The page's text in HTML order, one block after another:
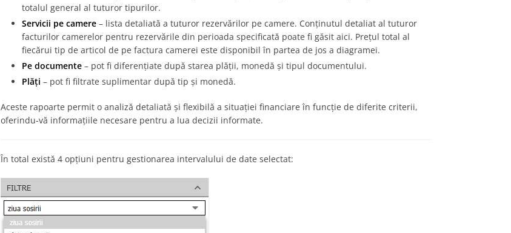
totalul general al tuturor tipurilor.
Servicii pe camere– lista detaliată a tuturor rezervărilor pe camere. Conținutul detaliat al tuturor
facturilor camerelor pentru rezervările din perioada specificată poate fi găsit aici. Prețul total al
fiecărui tip de articol de pe factura camerei este disponibil în partea de jos a diagramei.
Pe documente– pot fi diferențiate după starea plății, monedă și tipul documentului.
Plăți – pot fi filtrate suplimentar după tip și monedă.
Aceste rapoarte permit o analiză detaliată și flexibilă a situației financiare în funcție de diferite criterii,
oferindu-vă informațiile necesare pentru a lua decizii informate.
În total există 4 opțiuni pentru gestionarea intervalului de date selectat: